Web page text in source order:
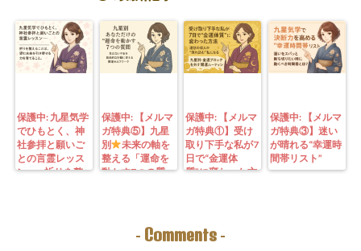
保護中: 九星気学
でひもとく、神
社参拝と願いご
との言霊レッス
ン—— 祈りを整
保護中: 【メルマ
ガ特典⑤】九星
別
未来の軸を
整える「運命を
動かす7つの質
ーチングできま
保護中: 【メルマ
ガ特典①】受け
取り下手な私が7
日で“金運体
質”に変わった方
九星別・金運ブ
ロックを外す開
保護中: 【メルマ
ガ特典③】迷い
が晴れる“幸運時
間帯リスト”
- Comments -